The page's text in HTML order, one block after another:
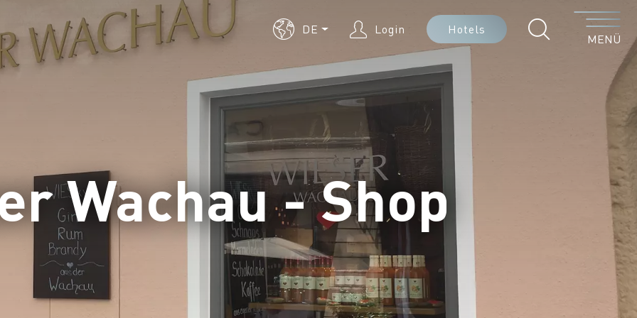
DE Login Hotels
Menü
MENÜ
Wachau - Shop